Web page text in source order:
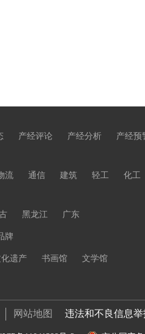
产经评论 产经分析
产经预
流 通信 建筑 轻工 化工
黑龙江 广东
牌
遗产 书画馆 文学馆
网站地图 违法和不良信息举